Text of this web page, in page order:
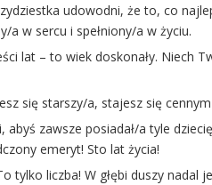
udowodni, że to, co
a w sercu i spełniony/a w życiu.
lat – to wiek doskonały. Niech
się starszy/a, stajesz się
abyś zawsze posiadał/a tyle
emeryt! Sto lat życia!
tylko liczba! W głębi duszy nadal